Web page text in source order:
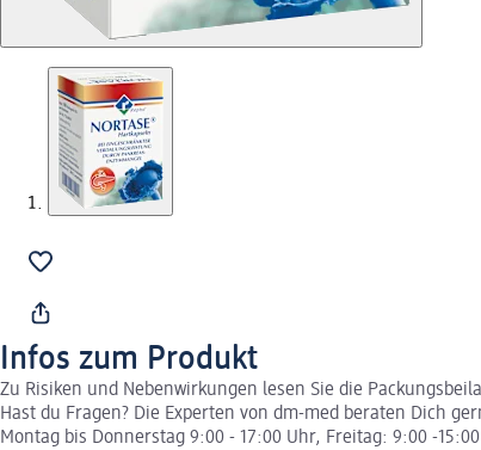
Infos zum Produkt
Zu Risiken und Nebenwirkungen lesen Sie die
Hast du Fragen? Die Experten von dm-med beraten Dich
Montag bis Donnerstag 9:00 - 17:00 Uhr, Freitag: 9:00 -